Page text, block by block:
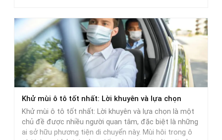
bám
nước
trên
kính
xe
ô
tô:
Giải
pháp
Khử mùi ô tô tốt nhất: Lời khuyên và lựa chọn
Khử mùi ô tô tốt nhất: Lời khuyên và lựa chọn là một
chủ đề được nhiều người quan tâm, đặc biệt là những
ai sở hữu phương tiện di chuyển này. Mùi hôi trong ô